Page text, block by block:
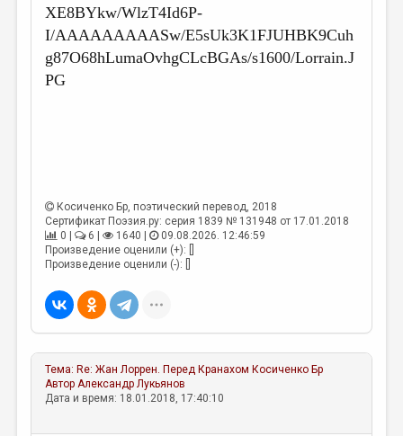
ВКОНТАКТЕ
XE8BYkw/WlzT4Id6P-
I/AAAAAAAAASw/E5sUk3K1FJUHBK9Cuh
g87O68hLumaOvhgCLcBGAs/s1600/Lorrain.J
PG
Косиченко Бр, поэтический перевод, 2018
Сертификат Поэзия.ру: серия 1839 № 131948 от 17.01.2018
0 |
6 | 1640 |
09.08.2026. 12:46:59
Произведение оценили (+): []
Произведение оценили (-): []
Тема: Re: Жан Лоррен. Перед Кранахом Косиченко Бр
АвторАлександр Лукьянов
Дата и время: 18.01.2018, 17:40:10